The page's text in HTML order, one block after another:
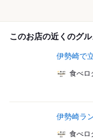
このお店の近くのグ
伊勢崎で
食べロ
伊勢崎ラ
食べロ